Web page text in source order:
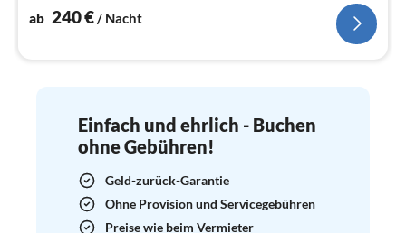
Wohn-/Schlafzimmer(TV, Hochstuhl)
ab 240€/ Nacht
Einfach und ehrlich - Buchen
ohne Gebühren!
Geld-zurück-Garantie
Ohne Provision und Servicegebühren
Preise wie beim Vermieter